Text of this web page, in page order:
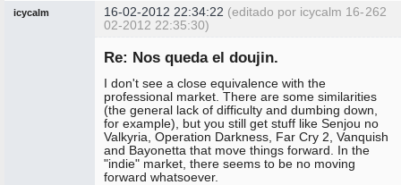
262
icycalm 16-02-2012 22:34:22 (editado por icycalm 16-
02-2012 22:35:30)
Re: Nos queda el doujin.
I don't see a close equivalence with the
professional market. There are some similarities
(the general lack of difficulty and dumbing down,
for example), but you still get stuff like Senjou no
Valkyria, Operation Darkness, Far Cry 2, Vanquish
and Bayonetta that move things forward. In the
"indie" market, there seems to be no moving
forward whatsoever.